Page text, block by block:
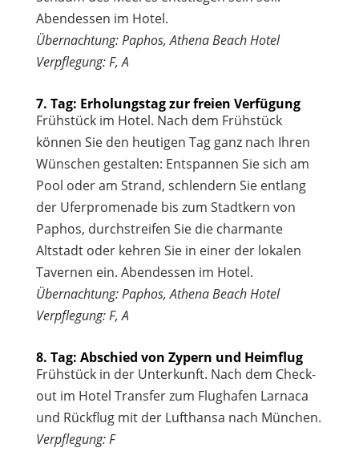
Abendessen im Hotel.
Übernachtung: Paphos, Athena Beach Hotel
Verpflegung: F, A
7. Tag: Erholungstag zur freien Verfügung
Frühstück im Hotel. Nach dem Frühstück
können Sie den heutigen Tag ganz nach Ihren
Wünschen gestalten: Entspannen Sie sich am
Pool oder am Strand, schlendern Sie entlang
der Uferpromenade bis zum Stadtkern von
Paphos, durchstreifen Sie die charmante
Altstadt oder kehren Sie in einer der lokalen
Tavernen ein. Abendessen im Hotel.
Übernachtung: Paphos, Athena Beach Hotel
Verpflegung: F, A
8. Tag: Abschied von Zypern und Heimflug
Frühstück in der Unterkunft. Nach dem Check-
out im Hotel Transfer zum Flughafen Larnaca
und Rückflug mit der Lufthansa nach München.
Verpflegung: F